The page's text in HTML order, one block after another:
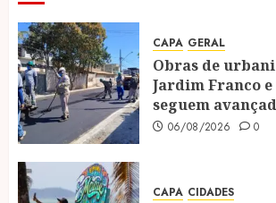
CAPA GERAL
Obras de
Jardim Franco
seguem
06/08/2026 0
CAPA CIDADES